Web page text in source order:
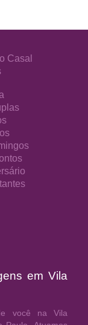
Casal
em Vila
você na Vila